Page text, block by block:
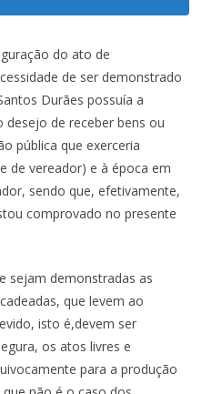
do ato de
de ser demonstrado
Durães possuía a
desejo de receber bens ou
pública que exerceria
de vereador) e à época em
sendo que, efetivamente,
comprovado no presente
sejam demonstradas as
que levem ao
isto é,devem ser
os atos livres e
para a produção